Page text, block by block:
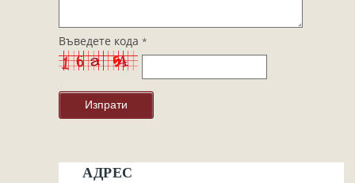
ТАКСИ
ПОЛЕЗНА ИНФОРМАЦИЯ
КОНТАКТИ
Въведете кода *
АДРЕС